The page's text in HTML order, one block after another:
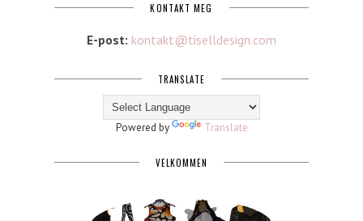
KONTAKT MEG
E-post: kontakt@tiselldesign.com
TRANSLATE
Powered by Translate
VELKOMMEN